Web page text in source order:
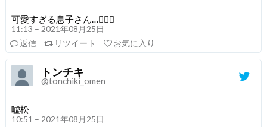
可愛すぎる息子さん…🤦🏻‍♀️
11:13 – 2021年08月25日
返信
リツイート お気に入り
トンチキ
@tonchiki_omen
嘘松
10:51 – 2021年08月25日